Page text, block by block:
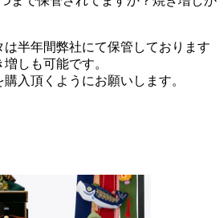
は半年間弊社にて保管しております
しも可能です。
入頂くようにお願いします。